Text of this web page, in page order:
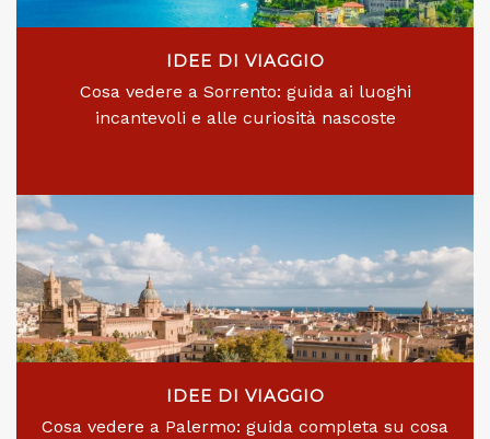
IDEE DI VIAGGIO
Cosa vedere a Sorrento: guida ai luoghi
incantevoli e alle curiosità nascoste
IDEE DI VIAGGIO
Cosa vedere a Palermo: guida completa su cosa